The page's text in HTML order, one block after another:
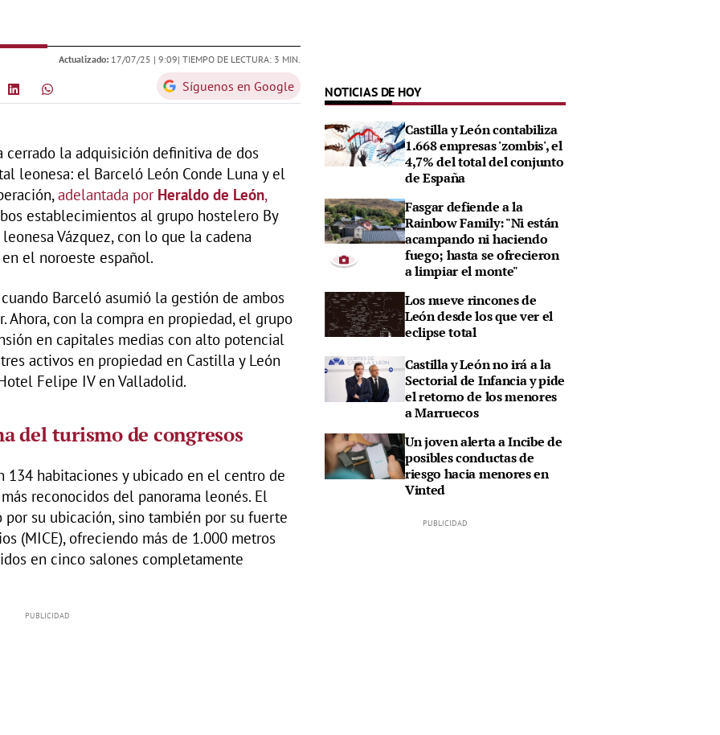
Actualizado: 17/07/25 | 9:09| TIEMPO DE LECTURA: 3 MIN.
Síguenos en Google
cerrado la adquisición definitiva de dos
leonesa: el Barceló León Conde Luna y el
adelantada por Heraldo de León,
establecimientos al grupo hostelero By
Vázquez, con lo que la cadena
el noroeste español.
Barceló asumió la gestión de ambos
con la compra en propiedad, el grupo
en capitales medias con alto potencial
activos en propiedad en Castilla y León
Felipe IV en Valladolid.
del turismo de congresos
134 habitaciones y ubicado en el centro de
reconocidos del panorama leonés. El
su ubicación, sino también por su fuerte
(MICE), ofreciendo más de 1.000 metros
en cinco salones completamente
NOTICIAS DE HOY
Castilla y León contabiliza
1.668 empresas 'zombis', el
4,7% del total del conjunto
de España
Fasgar defiende a la
Rainbow Family: "Ni están
acampando ni haciendo
fuego; hasta se ofrecieron
a limpiar el monte"
Los nueve rincones de
León desde los que ver el
eclipse total
Castilla y León no irá a la
Sectorial de Infancia y pide
el retorno de los menores
a Marruecos
Un joven alerta a Incibe de
posibles conductas de
riesgo hacia menores en
Vinted